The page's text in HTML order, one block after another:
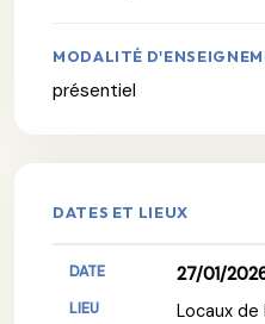
MODALITÉ
présentiel
DATES ET LIEUX
27/01/
Locaux de